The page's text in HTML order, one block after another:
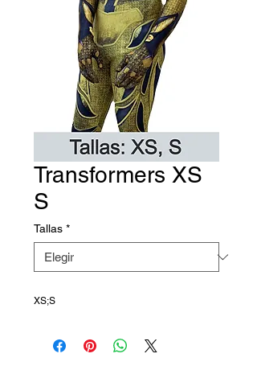
Transformers XS
S
Tallas *
XS;S